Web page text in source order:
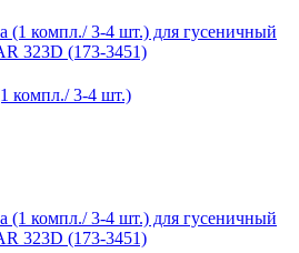
компл./ 3-4 шт.)